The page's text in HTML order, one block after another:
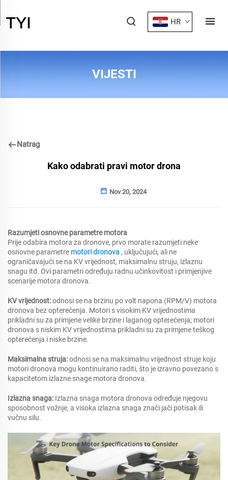
HR
VIJESTI
Natrag
Kako odabrati pravi motor drona
Nov 20, 2024
Razumjeti osnovne parametre motora
Prije odabira motora za dronove, prvo morate razumjeti neke
osnovne parametre motori dronova , uključujući, ali ne
ograničavajući se na KV vrijednost, maksimalnu struju, izlaznu
snagu itd. Ovi parametri određuju radnu učinkovitost i primjenjive
scenarije motora dronova.
KV vrijednost:odnosi se na brzinu po volt napona (RPM/V) motora
dronova bez opterećenja. Motori s visokim KV vrijednostima
prikladni su za primjene velike brzine i laganog opterećenja; motori
dronova s niskim KV vrijednostima prikladni su za primjene teškog
opterećenja i niske brzine.
Maksimalna struja:odnosi se na maksimalnu vrijednost struje koju
motori dronova mogu kontinuirano raditi, što je izravno povezano s
kapacitetom izlazne snage motora dronova.
Izlazna snaga: Izlazna snaga motora dronova određuje njegovu
sposobnost vožnje, a visoka izlazna snaga znači jači potisak ili
vučnu silu.